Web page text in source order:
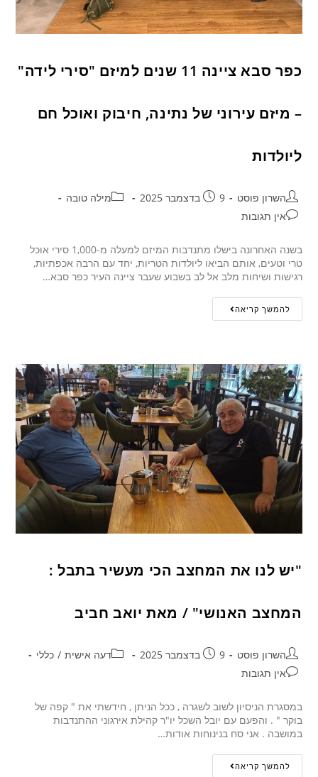
כפר סבא ציינה 11 שנים למיזם "סירי לידה"
– מיזם עירוני של נתינה, חיבוק ואוכל חם
ליולדות
השרון פוסט 9 בדצמבר 2025
מילה טובה
אין תגובות
בשנה האחרונה בישלו מתנדבות המיזם למעלה מ-1,000 סירי אוכל
טרי וטעים, אותם הביאו ליולדות הטריות, יחד עם הרבה אכפתיות,
רגישות ושיחות מלב אל לב בשבוע שעבר ציינה העיר כפר סבא…
להמשך קריאה
"יש לנו את המחצב הכי מעשיר בתבל :
המחצב האנושי" / מאת יואב חביב
השרון פוסט 9 בדצמבר 2025 דעה אישית / כללי
אין תגובות
במסגרת הניסיון לשוב לשגרה , ככל הניתן , חידשתי את " קפה של
בוקר " . והפעם עם יובל השכל יו"ר קהילת אירגוני ההתנדבות
במושבה . אני סח בנינוחות אודות…
להמשך קריאה